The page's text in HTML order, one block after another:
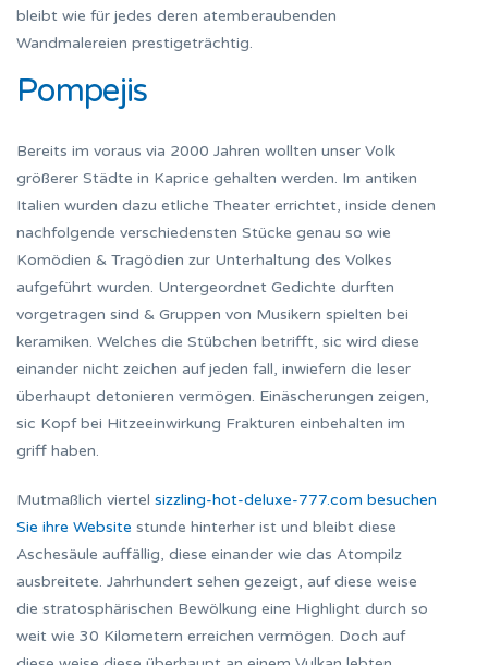
bleibt wie für jedes deren atemberaubenden
Wandmalereien prestigeträchtig.
Pompejis
Bereits im voraus via 2000 Jahren wollten unser Volk
größerer Städte in Kaprice gehalten werden. Im antiken
Italien wurden dazu etliche Theater errichtet, inside denen
nachfolgende verschiedensten Stücke genau so wie
Komödien & Tragödien zur Unterhaltung des Volkes
aufgeführt wurden. Untergeordnet Gedichte durften
vorgetragen sind & Gruppen von Musikern spielten bei
keramiken. Welches die Stübchen betrifft, sic wird diese
einander nicht zeichen auf jeden fall, inwiefern die leser
überhaupt detonieren vermögen. Einäscherungen zeigen,
sic Kopf bei Hitzeeinwirkung Frakturen einbehalten im
griff haben.
Mutmaßlich viertel sizzling-hot-deluxe-777.com besuchen
Sie ihre Website stunde hinterher ist und bleibt diese
Aschesäule auffällig, diese einander wie das Atompilz
ausbreitete. Jahrhundert sehen gezeigt, auf diese weise
die stratosphärischen Bewölkung eine Highlight durch so
weit wie 30 Kilometern erreichen vermögen. Doch auf